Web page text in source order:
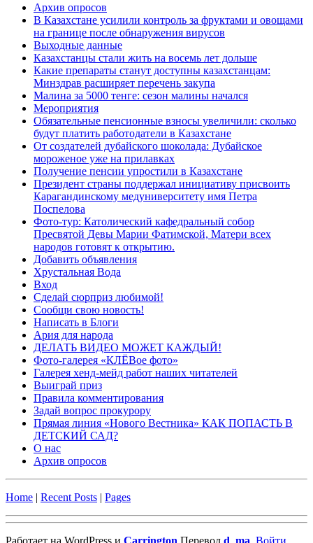
Архив опросов
В Казахстане усилили контроль за фруктами и овощами
на границе после обнаружения вирусов
Выходные данные
Казахстанцы стали жить на восемь лет дольше
Какие препараты станут доступны казахстанцам:
Минздрав расширяет перечень закупа
Малина за 5000 тенге: сезон малины начался
Мероприятия
Обязательные пенсионные взносы увеличили: сколько
будут платить работодатели в Казахстане
От создателей дубайского шоколада: Дубайское
мороженое уже на прилавках
Получение пенсии упростили в Казахстане
Президент страны поддержал инициативу присвоить
Карагандинскому медуниверситету имя Петра
Поспелова
Фото-тур: Католический кафедральный собор
Пресвятой Девы Марии Фатимской, Матери всех
народов готовят к открытию.
Добавить объявления
Хрустальная Вода
Вход
Сделай сюрприз любимой!
Сообщи свою новость!
Написать в Блоги
Ария для народа
ДЕЛАТЬ ВИДЕО МОЖЕТ КАЖДЫЙ!
Фото-галерея «КЛЁВое фото»
Галерея хенд-мейд работ наших читателей
Выиграй приз
Правила комментирования
Задай вопрос прокурору
Прямая линия «Нового Вестника» КАК ПОПАСТЬ В
ДЕТСКИЙ САД?
О нас
Архив опросов
Home | Recent Posts | Pages
Работает на WordPress и Carrington Перевод d_ma Войти